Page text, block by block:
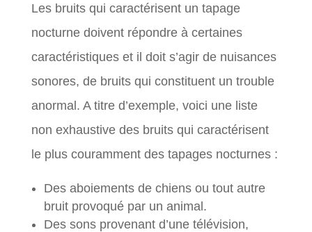
Les bruits qui caractérisent un tapage
nocturne doivent répondre à certaines
caractéristiques et il doit s’agir de nuisances
sonores, de bruits qui constituent un trouble
anormal. A titre d’exemple, voici une liste
non exhaustive des bruits qui caractérisent
le plus couramment des tapages nocturnes :
Des aboiements de chiens ou tout autre
bruit provoqué par un animal.
Des sons provenant d’une télévision,